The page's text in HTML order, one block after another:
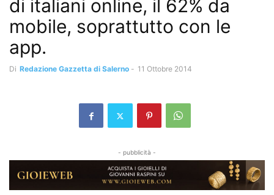
di italiani online, il 62% da
mobile, soprattutto con le
app.
Di Redazione Gazzetta di Salerno - 11 Ottobre 2014
- pubblicità -